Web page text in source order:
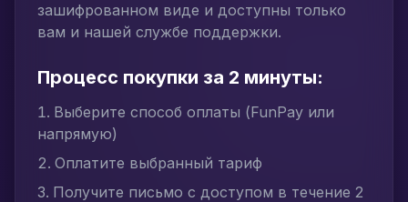
зашифрованном виде и доступны только
вам и нашей службе поддержки.
Процесс покупки за 2 минуты:
Выберите способ оплаты (FunPay или
напрямую)
Оплатите выбранный тариф
Получите письмо с доступом в течение 2